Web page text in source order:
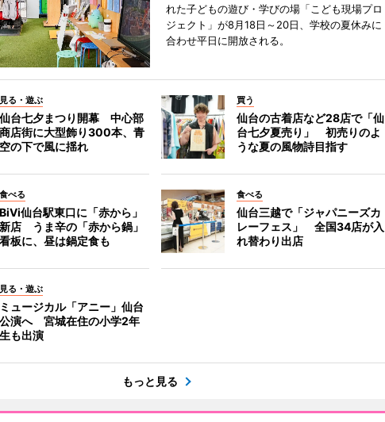
れた子どもの遊び・学びの場「こども現場プロ
ジェクト」が8月18日～20日、学校の夏休みに
合わせ平日に開放される。
見る・遊ぶ
仙台七夕まつり開幕 中心部
商店街に大型飾り300本、青
空の下で風に揺れ
買う
仙台の古着店など28店で「仙
台七夕夏売り」 初売りのよ
うな夏の風物詩目指す
食べる
BiVi仙台駅東口に「赤から」
新店 うま辛の「赤から鍋」
看板に、昼は鍋定食も
食べる
仙台三越で「ジャパニーズカ
レーフェス」 全国34店が入
れ替わり出店
見る・遊ぶ
ミュージカル「アニー」仙台
公演へ 宮城在住の小学2年
生も出演
もっと見る